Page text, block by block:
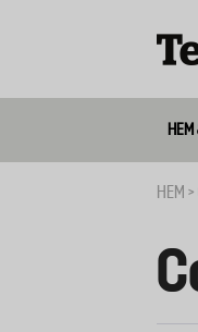
ny
HEM